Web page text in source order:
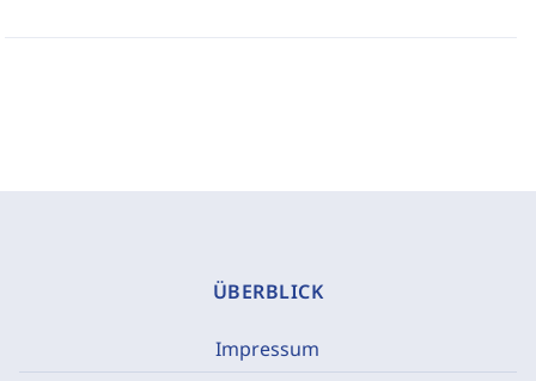
ÜBERBLICK
Impressum